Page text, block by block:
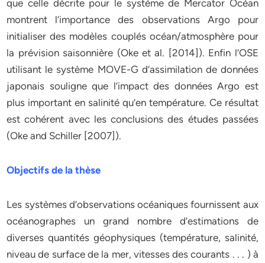
que celle décrite pour le système de Mercator Océan
montrent l’importance des observations Argo pour
initialiser des modèles couplés océan/atmosphère pour
la prévision saisonnière (Oke et al. [2014]). Enfin l’OSE
utilisant le système MOVE-G d’assimilation de données
japonais souligne que l’impact des données Argo est
plus important en salinité qu’en température. Ce résultat
est cohérent avec les conclusions des études passées
(Oke and Schiller [2007]).
Objectifs de la thèse
Les systèmes d’observations océaniques fournissent aux
océanographes un grand nombre d’estimations de
diverses quantités géophysiques (température, salinité,
niveau de surface de la mer, vitesses des courants . . . ) à